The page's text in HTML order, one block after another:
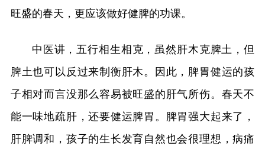
旺盛的春天，更应该做好健脾的功课。
中医讲，五行相生相克，虽然肝木克脾土，但
脾土也可以反过来制衡肝木。因此，脾胃健运的孩
子相对而言没那么容易被旺盛的肝气所伤。春天不
能一味地疏肝，还要健运脾胃。脾胃强大起来了，
肝脾调和，孩子的生长发育自然也会很理想，病痛